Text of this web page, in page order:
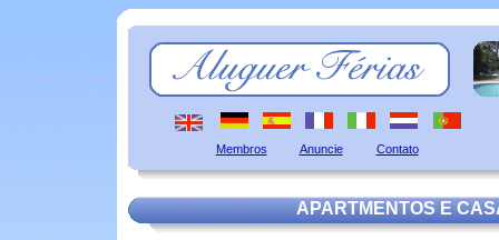
Membros Anuncie Contato
APARTMENTOS E